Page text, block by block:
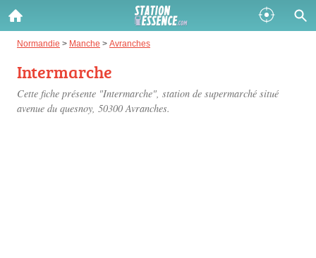
Normandie > Manche > Avranches
Intermarche
Cette fiche présente "Intermarche", station de supermarché situé
avenue du quesnoy, 50300 Avranches.
Gazole :
Disponible
SP 98 :